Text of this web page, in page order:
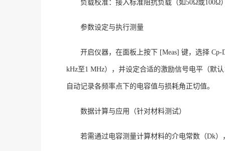
负载校准：接入标准阻抗负载（如50Ω或100Ω
参数设定与执行测量
开启仪器，在面板上按下 [Meas] 键，选择
kHz至1 MHz），并设定合适的激励信号电平（默
自动记录各频率点下的电容值与损耗角正切值。
数据计算与应用（针对材料测试）
若需通过电容测量计算材料的介电常数（Dk）